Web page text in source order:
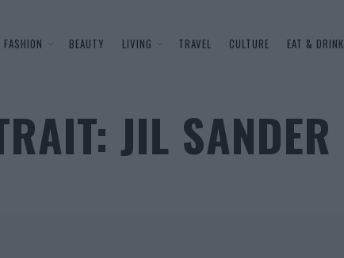
FASHION BEAUTY LIVING TRAVEL CULTURE EAT & DRINK
JIL SANDER